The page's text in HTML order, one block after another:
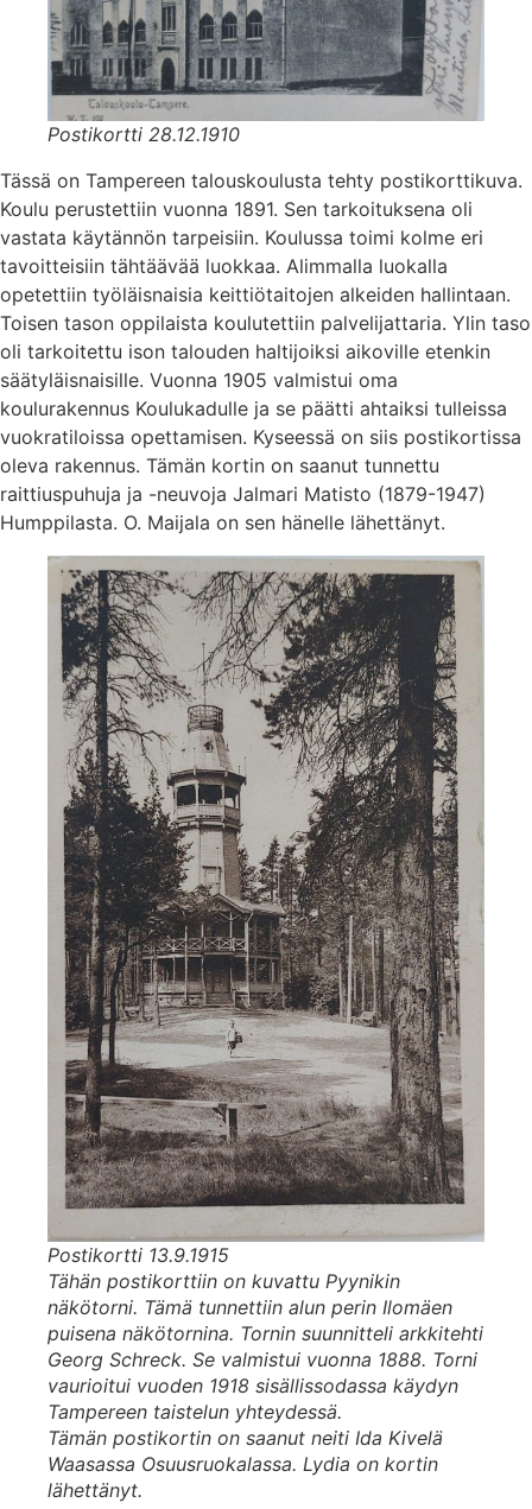
Postikortti 28.12.1910
Tässä on Tampereen talouskoulusta tehty postikorttikuva.
Koulu perustettiin vuonna 1891. Sen tarkoituksena oli
vastata käytännön tarpeisiin. Koulussa toimi kolme eri
tavoitteisiin tähtäävää luokkaa. Alimmalla luokalla
opetettiin työläisnaisia keittiötaitojen alkeiden hallintaan.
Toisen tason oppilaista koulutettiin palvelijattaria. Ylin taso
oli tarkoitettu ison talouden haltijoiksi aikoville etenkin
säätyläisnaisille. Vuonna 1905 valmistui oma
koulurakennus Koulukadulle ja se päätti ahtaiksi tulleissa
vuokratiloissa opettamisen. Kyseessä on siis postikortissa
oleva rakennus. Tämän kortin on saanut tunnettu
raittiuspuhuja ja -neuvoja Jalmari Matisto (1879-1947)
Humppilasta. O. Maijala on sen hänelle lähettänyt.
Postikortti 13.9.1915
Tähän postikorttiin on kuvattu Pyynikin
näkötorni. Tämä tunnettiin alun perin Ilomäen
puisena näkötornina. Tornin suunnitteli arkkitehti
Georg Schreck. Se valmistui vuonna 1888. Torni
vaurioitui vuoden 1918 sisällissodassa käydyn
Tampereen taistelun yhteydessä.
Tämän postikortin on saanut neiti Ida Kivelä
Waasassa Osuusruokalassa. Lydia on kortin
lähettänyt.